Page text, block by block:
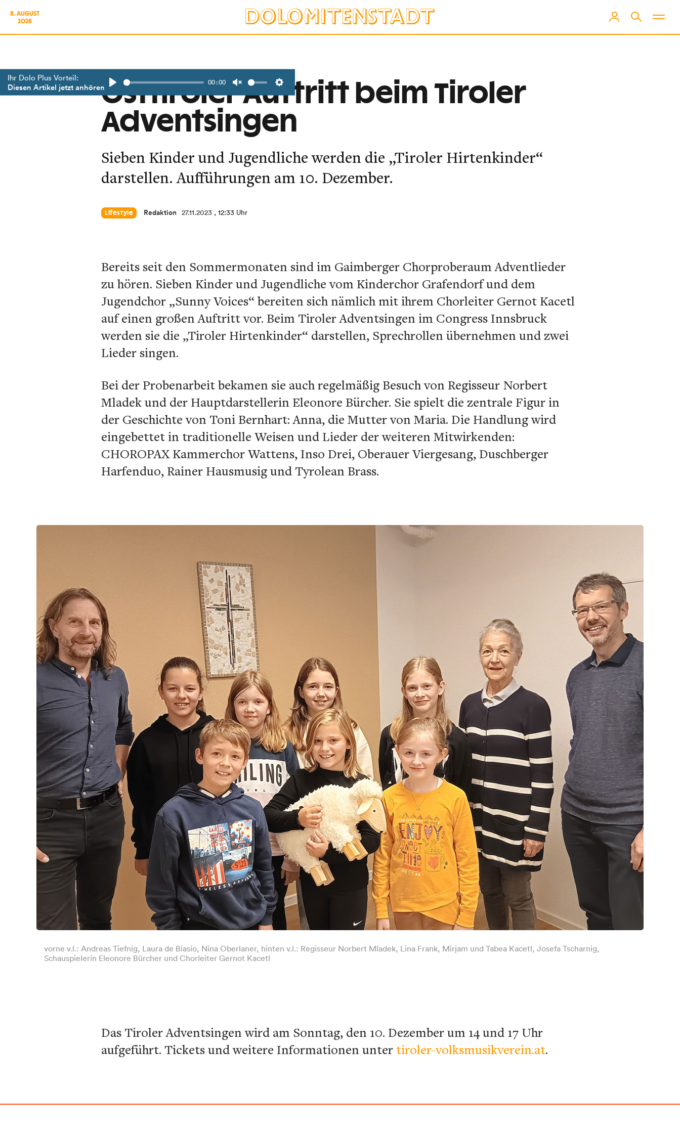
8. AUGUST
2026
Ihr Dolo Plus Vorteil:
Diesen Artikel jetzt anhören
Play
00:00
Unmute Settings
Osttiroler Auftritt beim Tiroler
Adventsingen
Sieben Kinder und Jugendliche werden die „Tiroler Hirtenkinder“
darstellen. Aufführungen am 10. Dezember.
Lifestyle Redaktion 27.11.2023 , 12:33 Uhr
Bereits seit den Sommermonaten sind im Gaimberger Chorproberaum Adventlieder
zu hören. Sieben Kinder und Jugendliche vom Kinderchor Grafendorf und dem
Jugendchor „Sunny Voices“ bereiten sich nämlich mit ihrem Chorleiter Gernot Kacetl
auf einen großen Auftritt vor. Beim Tiroler Adventsingen im Congress Innsbruck
werden sie die „Tiroler Hirtenkinder“ darstellen, Sprechrollen übernehmen und zwei
Lieder singen.
Bei der Probenarbeit bekamen sie auch regelmäßig Besuch von Regisseur Norbert
Mladek und der Hauptdarstellerin Eleonore Bürcher. Sie spielt die zentrale Figur in
der Geschichte von Toni Bernhart: Anna, die Mutter von Maria. Die Handlung wird
eingebettet in traditionelle Weisen und Lieder der weiteren Mitwirkenden:
CHOROPAX Kammerchor Wattens, Inso Drei, Oberauer Viergesang, Duschberger
Harfenduo, Rainer Hausmusig und Tyrolean Brass.
vorne v.l.: Andreas Tiefnig, Laura de Biasio, Nina Oberlaner, hinten v.l.: Regisseur Norbert Mladek, Lina Frank, Mirjam und Tabea Kacetl, Josefa Tscharnig,
Schauspielerin Eleonore Bürcher und Chorleiter Gernot Kacetl
Das Tiroler Adventsingen wird am Sonntag, den 10. Dezember um 14 und 17 Uhr
aufgeführt. Tickets und weitere Informationen unter tiroler-volksmusikverein.at.